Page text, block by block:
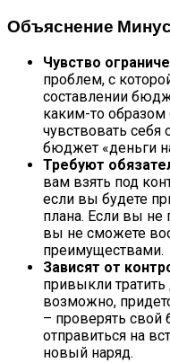
Объяснение
Чувство
проблем, с
составлении
каким-то образом
чувствовать
бюджет «деньги
Требуют
вам взять под
если вы будете
плана. Если вы
вы не сможете
преимуществами.
Зависят от
привыкли тратить
возможно,
– проверять
отправиться на
новый наряд.